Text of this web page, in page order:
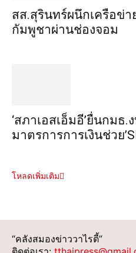
สส.สุรินทร์ผนึกเครือข่า
กัมพูชาผ่านช่องจอม
‘สภาเอสเอ็มอี’ยื่นกมธ
มาตรการการเงินช่วย
โหลดเพิ่มเติม
“คลังสมองข่าววาไรตี้”